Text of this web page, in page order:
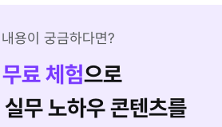
용이 궁금하다면?
료 체험으로
무 노하우 콘텐츠를